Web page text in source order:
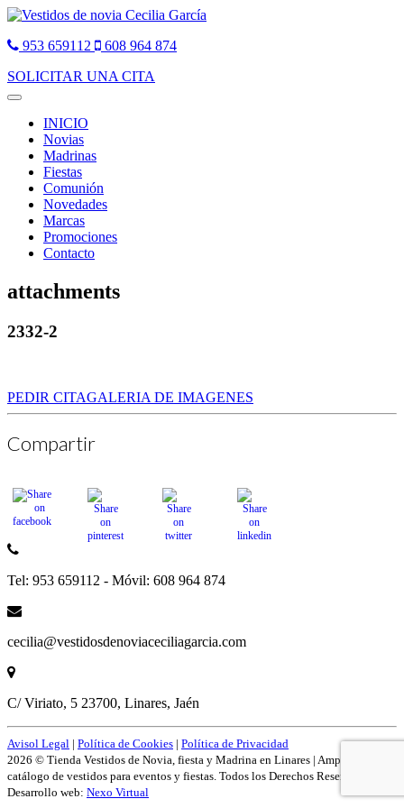
953 659112
608 964 874
SOLICITAR UNA CITA
Toggle
navigationINICIO
Novias
Madrinas
Fiestas
Comunión
Novedades
Marcas
Promociones
Contacto
attachments
2332-2
PEDIR CITAGALERIA DE IMAGENES
Compartir
Tel: 953 659112 - Móvil: 608 964 874
cecilia@vestidosdenoviaceciliagarcia.com
C/ Viriato, 5 23700, Linares, Jaén
Avisol Legal | Política de Cookies | Política de Privacidad
2026 © Tienda Vestidos de Novia, fiesta y Madrina en Linares | Amplío
catálogo de vestidos para eventos y fiestas. Todos los Derechos Reservados.
Desarrollo web: Nexo Virtual